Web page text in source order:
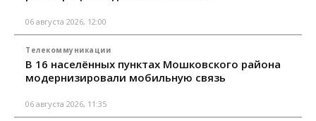
06 августа 2026, 12:00
Телекоммуникации
В 16 населённых пунктах Мошковского района
модернизировали мобильную связь
06 августа 2026, 11:35